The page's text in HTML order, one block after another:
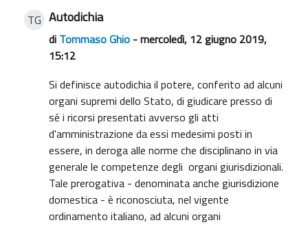
TG Autodichia
di Tommaso Ghio- mercoledì, 12 giugno 2019,
15:12
Si definisce autodichia il potere, conferito ad alcuni
organi supremi dello Stato, di giudicare presso di
sé i ricorsi presentati avverso gli atti
d'amministrazione da essi medesimi posti in
essere, in deroga alle norme che disciplinano in via
generale le competenze degli organi giurisdizionali.
Tale prerogativa - denominata anche giurisdizione
domestica - è riconosciuta, nel vigente
ordinamento italiano, ad alcuni organi